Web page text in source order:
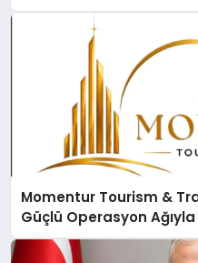
Momentur Tourism &
Güçlü Operasyon